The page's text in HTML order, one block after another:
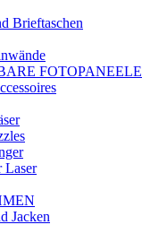
Brieftaschen
FOTOPANEELE
Laser
Jacken